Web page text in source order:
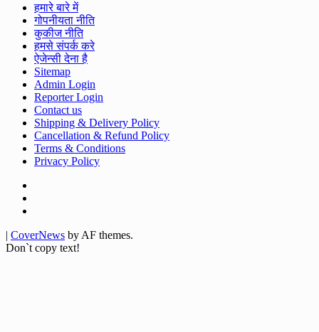
हमारे बारे में
गोपनीयता नीति
कुकीज नीति
हमसे संपर्क करे
ऐजेन्सी देना है
Sitemap
Admin Login
Reporter Login
Contact us
Shipping & Delivery Policy
Cancellation & Refund Policy
Terms & Conditions
Privacy Policy
| CoverNews by AF themes.
Don`t copy text!